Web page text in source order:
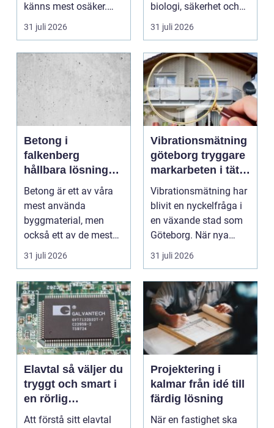
känns mest osäker.
Frågorna hopar sig:
vilk...
31 juli 2026
biologi, säkerhet och
hantverk. I en stad so...
31 juli 2026
Betong i
falkenberg
hållbara lösningar
för grund, golv
och utemiljö
Betong är ett av våra
mest använda
byggmaterial, men
också ett av de mest
missförstådda. Många
tänke...
31 juli 2026
Vibrationsmätning
göteborg tryggare
markarbeten i tät
stadsmiljö
Vibrationsmätning har
blivit en nyckelfråga i
en växande stad som
Göteborg. När nya
bostäder, broar,...
31 juli 2026
Elavtal så väljer du
tryggt och smart i
en rörlig
elmarknad
Att förstå sitt elavtal
Projektering i
kalmar från idé till
färdig lösning
När en fastighet ska